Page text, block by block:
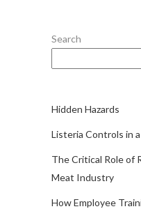
Search
Hidden Hazards
Listeria Controls in
The Critical Role of
Meat Industry
How Employee